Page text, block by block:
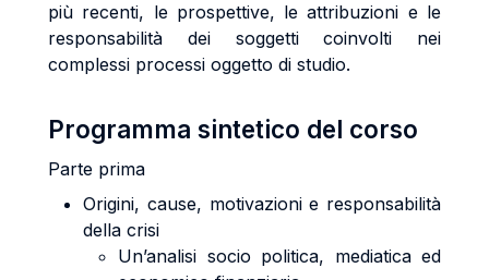
più recenti, le prospettive, le attribuzioni e le
responsabilità dei soggetti coinvolti nei
complessi processi oggetto di studio.
Programma sintetico del corso
Parte prima
Origini, cause, motivazioni e responsabilità
della crisi
Un’analisi socio politica, mediatica ed